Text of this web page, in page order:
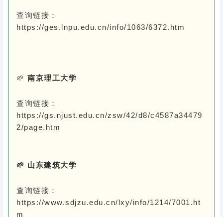
查询链接：
https://ges.lnpu.edu.cn/info/1063/6372.htm
🌱 南京理工大学
查询链接：
https://gs.njust.edu.cn/zsw/42/d8/c4587a34479
2/page.htm
🌱 山东建筑大学
查询链接：
https://www.sdjzu.edu.cn/lxy/info/1214/7001.ht
m